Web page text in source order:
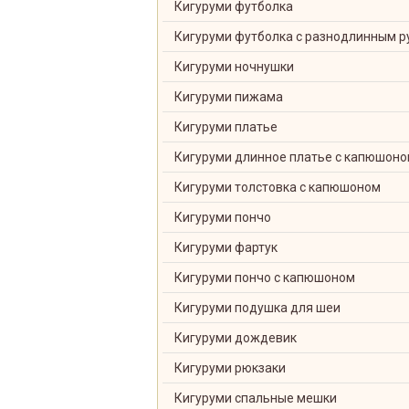
Кигуруми футболка
Кигуруми футболка с разнодлинным
Кигуруми ночнушки
Кигуруми пижама
Кигуруми платье
Кигуруми длинное платье с
Кигуруми толстовка с капюшоном
Кигуруми пончо
Кигуруми фартук
Кигуруми пончо с капюшоном
Кигуруми подушка для шеи
Кигуруми дождевик
Кигуруми рюкзаки
Кигуруми спальные мешки